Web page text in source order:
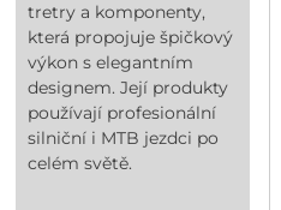
tretry a komponenty,
která propojuje špičkový
výkon s elegantním
designem. Její produkty
používají profesionální
silniční i MTB jezdci po
celém světě.